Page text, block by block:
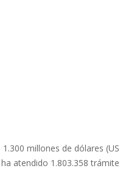
millones de dólares
atendido 1.803.358